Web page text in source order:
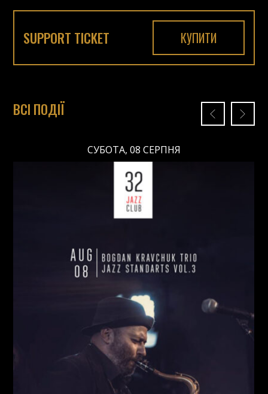
SUPPORT TICKET КУПИТИ
ВСІ ПОДІЇ
СУБОТА, 08 СЕРПНЯ
Ціна:
Богдан Кравчук (Саксофон
,) Олександр Ємець